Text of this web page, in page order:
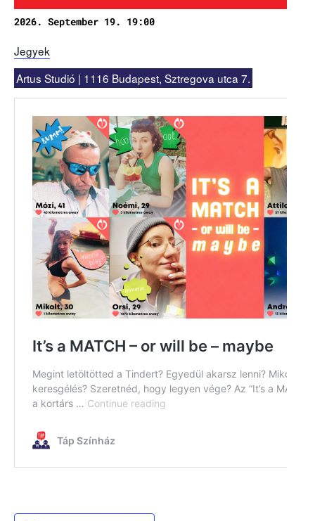
Rókonok
It’s a match
Bíró Zsombor Aurél: Mit csináljak, hogy jobban
Nemes Nagy Ágnes: Ne csukd be még vagy csukd be
Jennifer Haley: A Menedék
NAPTÁR
ARCHÍV
SAJTÓ
KAPCSOLAT
TÁP ALAPÍTVÁNY
2026. September 19. 19:00
Jegyek
Artus Studió | 1116 Budapest, Sztregova utca 7.